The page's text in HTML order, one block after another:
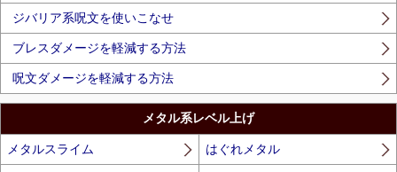
ジバリア系呪文を使いこなせ
ブレスダメージを軽減する方法
呪文ダメージを軽減する方法
メタル系レベル上げ
メタルスライム はぐれメタル